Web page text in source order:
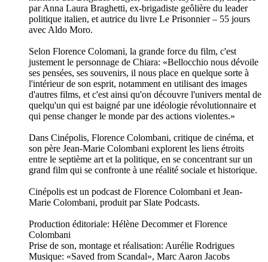
France et des États-Unis pour regarder de l'autre côté des
Alpes, vers l'Italie, avec le film Buongiorno, notte (2003), de
Marco Bellocchio.
Buongiorno, notte retrace les cinquante-cinq jours de la
séquestration d'Aldo Moro, président de la Démocratie
chrétienne (DC), enlevé puis assassiné en mai 1978. Cet
enlèvement est montré dans le film du point de vue d'une
membre des Brigades rouges, Chiara (Maya Sansa), inspirée
par Anna Laura Braghetti, ex-brigadiste geôlière du leader
politique italien, et autrice du livre Le Prisonnier – 55 jours
Selon Florence Colomani, la grande force du film, c'est
justement le personnage de Chiara: «Bellocchio nous dévoile
ses pensées, ses souvenirs, il nous place en quelque sorte à
d'autres films, et c'est ainsi qu'on découvre l'univers mental de
quelqu'un qui est baigné par une idéologie révolutionnaire et
Dans Cinépolis, Florence Colombani, critique de cinéma, et
son père Jean-Marie Colombani explorent les liens étroits
entre le septième art et la politique, en se concentrant sur un